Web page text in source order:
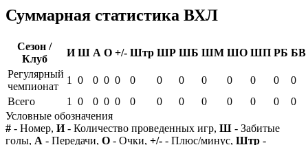
Суммарная статистика ВХЛ
Сезон /
Клуб
И Ш А О +/- Штр ШР ШБ ШМ ШО ШП РБ БВ
Регулярный
чемпионат
1 0 0 0 0 0 0 0 0 0 0 0
0
Всего
1 0 0 0 0 0 0 0 0 0 0 0
0
Условные обозначения
# - Номер, И- Количество проведенных игр, Ш - Забитые
голы, А - Передачи, О - Очки, +/- - Плюс/минус, Штр -